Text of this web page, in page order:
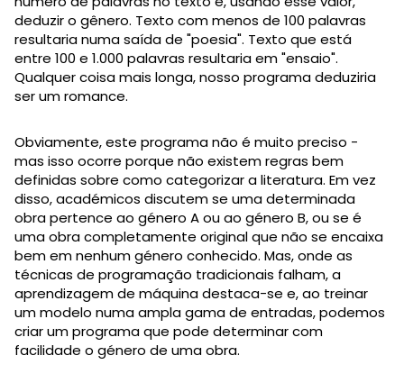
deduzir o gênero. Texto com menos de 100 palavras
resultaria numa saída de "poesia". Texto que está
entre 100 e 1.000 palavras resultaria em "ensaio".
Qualquer coisa mais longa, nosso programa deduziria
ser um romance.
Obviamente, este programa não é muito preciso -
mas isso ocorre porque não existem regras bem
definidas sobre como categorizar a literatura. Em vez
disso, académicos discutem se uma determinada
obra pertence ao género A ou ao género B, ou se é
uma obra completamente original que não se encaixa
bem em nenhum género conhecido. Mas, onde as
técnicas de programação tradicionais falham, a
aprendizagem de máquina destaca-se e, ao treinar
um modelo numa ampla gama de entradas, podemos
criar um programa que pode determinar com
facilidade o género de uma obra.